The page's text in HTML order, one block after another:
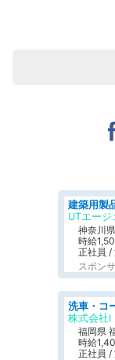
神奈川
時給
正社員 /
スポン
洗車・コ
株式会社I
福岡県
時給
正社員 /